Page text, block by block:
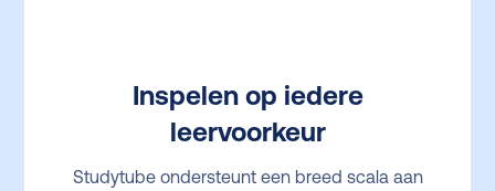
Inspelen op iedere
leervoorkeur
Studytube ondersteunt een breed scala aan